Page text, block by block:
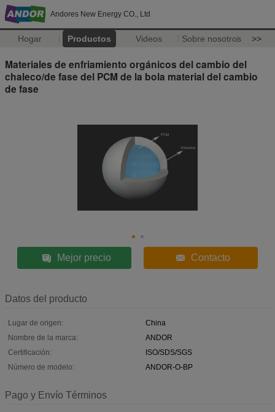
Andores New Energy CO., Ltd
Hogar Productos Videos Sobre nosotros >>
Materiales de enfriamiento orgánicos del cambio del
chaleco/de fase del PCM de la bola material del cambio
de fase
Mejor precio Contacto
Datos del producto
Lugar de origen:
China
Nombre de la marca:
ANDOR
Certificación:
ISO/SDS/SGS
Número de modelo:
ANDOR-O-BP
Pago y Envío Términos